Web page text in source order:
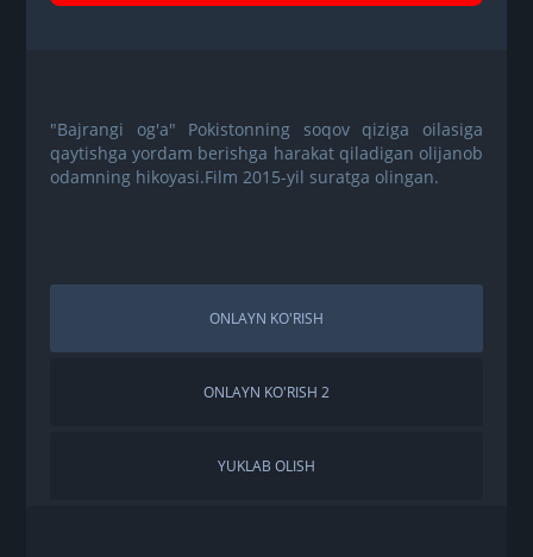
"Bajrangi og'a" Pokistonning soqov qiziga oilasiga
qaytishga yordam berishga harakat qiladigan olijanob
odamning hikoyasi.Film 2015-yil suratga olingan.
ONLAYN KO'RISH
ONLAYN KO'RISH 2
YUKLAB OLISH